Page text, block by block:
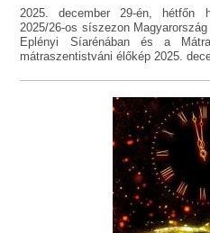
2025. december 29-én, hétfőn
2025/26-os síszezon
Eplényi Síarénában és a
mátraszentistváni élőkép 2025.